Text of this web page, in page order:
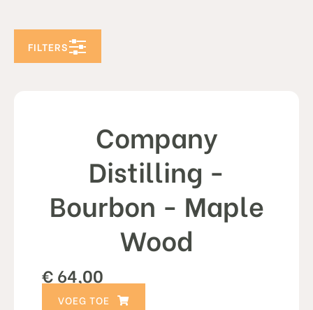
FILTERS
Company
Distilling -
Bourbon - Maple
Wood
€ 64,00